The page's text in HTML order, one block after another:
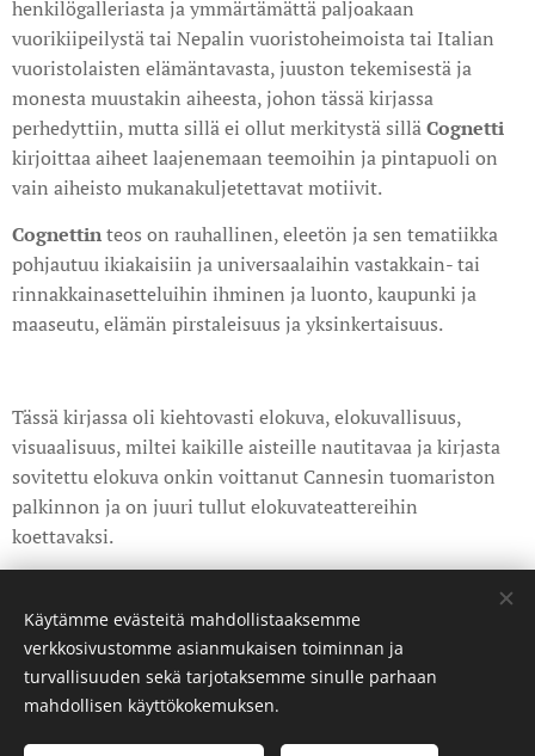
henkilögalleriasta ja ymmärtämättä paljoakaan
vuorikiipeilystä tai Nepalin vuoristoheimoista tai Italian
vuoristolaisten elämäntavasta, juuston tekemisestä ja
monesta muustakin aiheesta, johon tässä kirjassa
perhedyttiin, mutta sillä ei ollut merkitystä silläCognetti
kirjoittaa aiheet laajenemaan teemoihin ja pintapuoli on
vain aiheisto mukanakuljetettavat motiivit.
Cognettinteos on rauhallinen, eleetön ja sen tematiikka
pohjautuu ikiakaisiin ja universaalaihin vastakkain- tai
rinnakkainasetteluihin ihminen ja luonto, kaupunki ja
maaseutu, elämän pirstaleisuus ja yksinkertaisuus.
Tässä kirjassa oli kiehtovasti elokuva, elokuvallisuus,
visuaalisuus, miltei kaikille aisteille nautitavaa ja kirjasta
sovitettu elokuva onkin voittanut Cannesin tuomariston
palkinnon ja on juuri tullut elokuvateattereihin
koettavaksi.
Share
©curatedbyanda. Kaikki oikeudet pidätetään.
Käytämme evästeitä mahdollistaaksemme
verkkosivustomme asianmukaisen toiminnan ja
turvallisuuden sekä tarjotaksemme sinulle parhaan
mahdollisen käyttökokemuksen.